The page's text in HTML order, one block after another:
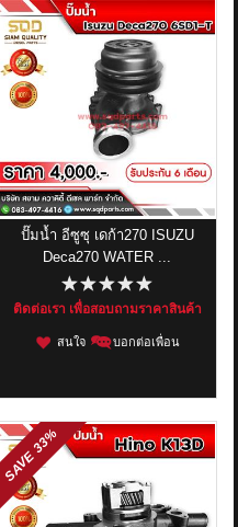
ปั๊มน้ำ อีซูซุ เดก้า270 ISUZU
Deca270 WATER ...
ติดต่อเรา เพื่อสอบถามราคาสินค้า
สนใจ บอกต่อเพื่อน
SAVE
33%